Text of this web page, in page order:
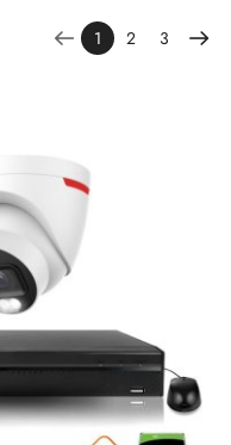
1 2 3